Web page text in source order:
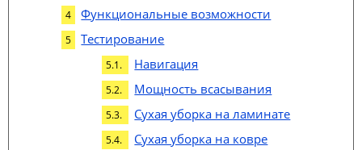
Функциональные возможности
Тестирование
Навигация
Мощность всасывания
Сухая уборка на ламинате
Сухая уборка на ковре